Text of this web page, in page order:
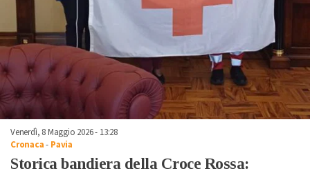
Venerdì, 8 Maggio 2026 - 13:28
Cronaca- Pavia
Storica bandiera della Croce Rossa: